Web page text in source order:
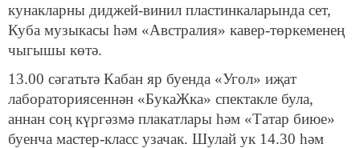
кунакларны диджей-винил пластинкаларында сет,
Куба музыкасы һәм «Австралия» кавер-төркеменең
чыгышы көтә.
13.00 сәгатьтә Кабан яр буенда «Угол» иҗат
лабораториясеннән «БукаЖка» спектакле була,
аннан соң күргәзмә плакатлары һәм «Татар биюе»
буенча мастер-класс узачак. Шулай ук 14.30 һәм